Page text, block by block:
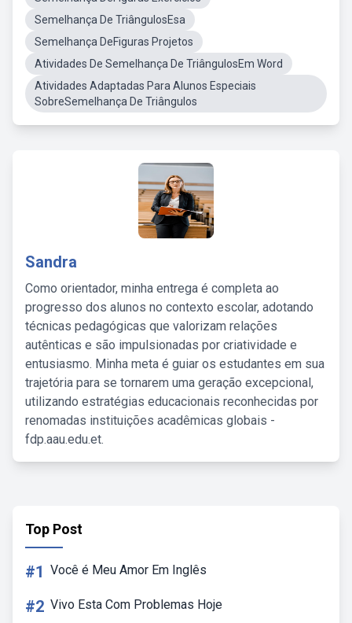
Semelhança De TriângulosEsa
Semelhança DeFiguras Projetos
Atividades De Semelhança De TriângulosEm Word
Atividades Adaptadas Para Alunos Especiais
SobreSemelhança De Triângulos
Sandra
Como orientador, minha entrega é completa ao
progresso dos alunos no contexto escolar, adotando
técnicas pedagógicas que valorizam relações
autênticas e são impulsionadas por criatividade e
entusiasmo. Minha meta é guiar os estudantes em sua
trajetória para se tornarem uma geração excepcional,
utilizando estratégias educacionais reconhecidas por
renomadas instituições acadêmicas globais -
fdp.aau.edu.et.
Top Post
#1 Você é Meu Amor Em Inglês
#2 Vivo Esta Com Problemas Hoje